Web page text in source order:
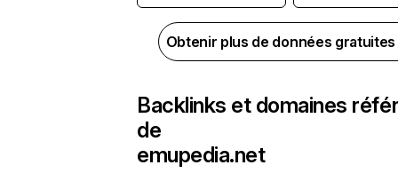
Obtenir plus de données
Backlinks et domaines
de
emupedia.net